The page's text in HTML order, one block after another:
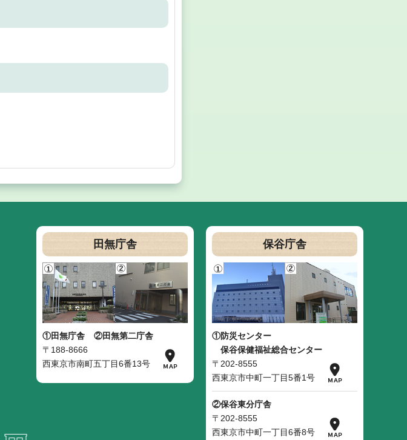
田無庁舎
①田無庁舎
②田無第二庁舎
〒188-8666
西東京市南町五丁目6番13号
保谷庁舎
①防災センター
保谷保健福祉総合センター
〒202-8555
西東京市中町一丁目5番1号
②保谷東分庁舎
〒202-8555
西東京市中町一丁目6番8号